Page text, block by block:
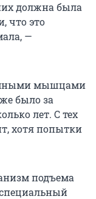
должна была
что это
—
мышцами
было за
лет. С тех
хотя попытки
подъема
специальный